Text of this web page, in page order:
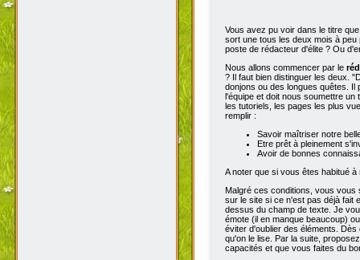
Vous avez pu voir dans le titre
sort une tous les deux mois à
poste de rédacteur d'élite ? Ou
Nous allons commencer par le
? Il faut bien distinguer les deux.
donjons ou des longues quêtes. Il
l'équipe et doit nous soumettre un
les tutoriels, les pages les plus
remplir :
Savoir maîtriser notre
Etre prêt à pleinement
Avoir de bonnes
A noter que si vous êtes habitué
Malgré ces conditions, vous
sur le site si ce n'est pas déjà fait
dessus du champ de texte. Je
émote (il en manque beaucoup)
éviter d'oublier des éléments.
qu'on le lise. Par la suite,
capacités et que vous faites du